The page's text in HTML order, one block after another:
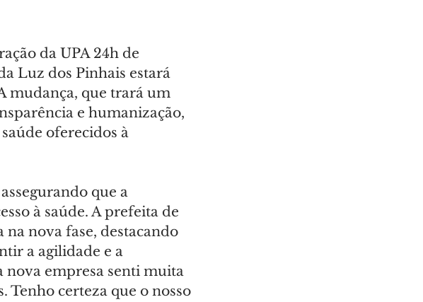
da UPA 24h de
Luz dos Pinhais estará
mudança, que trará um
e humanização,
oferecidos à
que a
à saúde. A prefeita de
na nova fase, destacando
a agilidade e a
nova empresa senti muita
Tenho certeza que o nosso